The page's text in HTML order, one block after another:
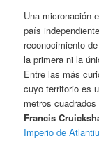
Una micronación
país
reconocimiento
la primera ni la
Entre las más
cuyo territorio es
metros
Francis
Imperio de